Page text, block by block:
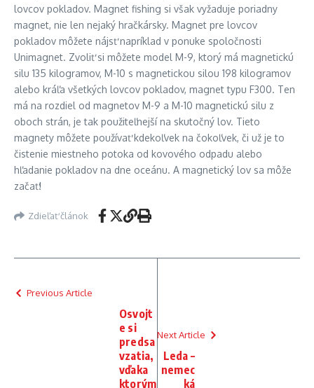
lovcov pokladov. Magnet fishing si však vyžaduje poriadny
magnet, nie len nejaký hračkársky. Magnet pre lovcov
pokladov môžete nájsť napríklad v ponuke spoločnosti
Unimagnet. Zvoliť si môžete model M-9, ktorý má magnetickú
silu 135 kilogramov, M-10 s magnetickou silou 198 kilogramov
alebo kráľa všetkých lovcov pokladov, magnet typu F300. Ten
má na rozdiel od magnetov M-9 a M-10 magnetickú silu z
oboch strán, je tak použiteľnejší na skutočný lov. Tieto
magnety môžete používať kdekoľvek na čokoľvek, či už je to
čistenie miestneho potoka od kovového odpadu alebo
hľadanie pokladov na dne oceánu. A magnetický lov sa môže
začať!
Zdieľať článok
Previous Article
Osvojt
e si
predsa
vzatia,
vďaka
ktorým
Next Article
Leda –
nemec
ká